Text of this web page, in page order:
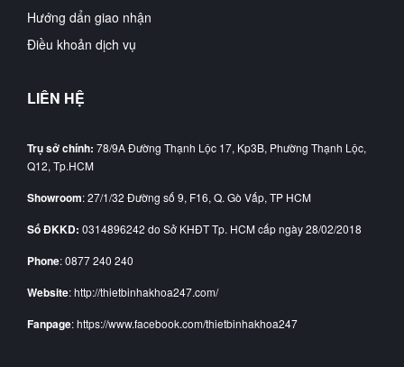
Hướng dẩn giao nhận
Điều khoản dịch vụ
LIÊN HỆ
Trụ sở chính: 78/9A Đường Thạnh Lộc 17, Kp3B, Phường Thạnh Lộc,
Q12, Tp.HCM
Showroom: 27/1/32 Đường số 9, F16, Q. Gò Vấp, TP HCM
Số ĐKKD: 0314896242 do Sở KHĐT Tp. HCM cấp ngày 28/02/2018
Phone: 0877 240 240
Website: http://thietbinhakhoa247.com/
Fanpage: https://www.facebook.com/thietbinhakhoa247